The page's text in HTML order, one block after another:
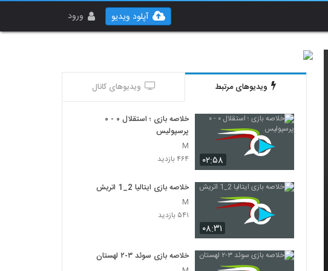
ورود آپلود ویدیو
ویدیوهای مرتبط ویدیوهای کانال
۰۲:۵۸
خلاصه بازی ؛ استقلال ۰ - ۰
پرسپولیس
M
۴۶۴ بازدید
۰۸:۳۱
خلاصه بازی ایتالیا 2_1 اتريش
M
۵۴۱ بازدید
خلاصه بازی سوئد ۳-۲ لهستان